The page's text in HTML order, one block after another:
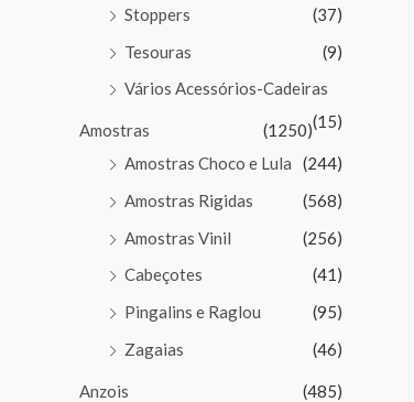
Stoppers
(37)
Tesouras
(9)
Vários Acessórios-Cadeiras
(15)
Amostras
(1250)
Amostras Choco e Lula
(244)
Amostras Rigidas
(568)
Amostras Vinil
(256)
Cabeçotes
(41)
Pingalins e Raglou
(95)
Zagaias
(46)
Anzois
(485)